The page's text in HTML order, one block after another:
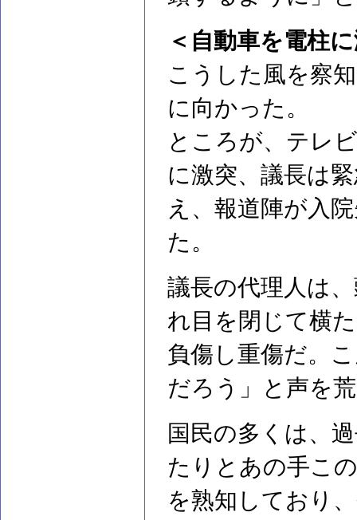
＜自動車を電柱
こうした風を察
に向かった。
ところが、テレ
に激突、議長は
え、報道陣が入
た。
議長の代理人は
れ目を閉じて横
負傷し重傷だ。
だろう」と声を
国民の多くは、
たりとあの手こ
を熟知しており